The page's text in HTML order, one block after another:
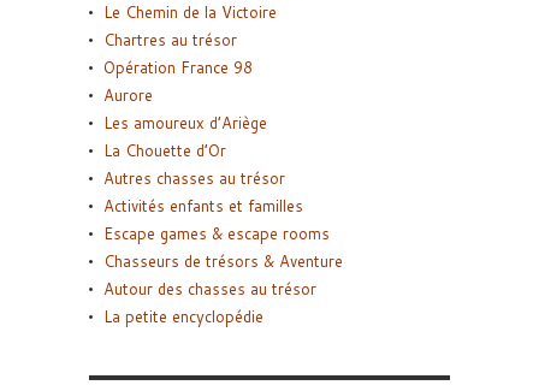
Le Chemin de la Victoire
Chartres au trésor
Opération France 98
Aurore
Les amoureux d’Ariège
La Chouette d’Or
Autres chasses au trésor
Activités enfants et familles
Escape games & escape rooms
Chasseurs de trésors & Aventure
Autour des chasses au trésor
La petite encyclopédie